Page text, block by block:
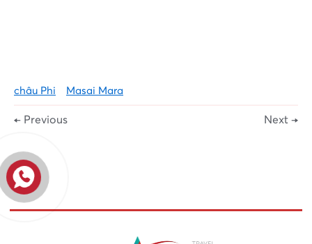
châu Phi Masai Mara
← Previous Next →